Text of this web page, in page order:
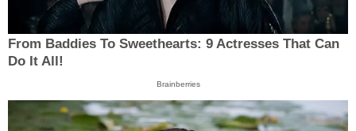
From Baddies To Sweethearts: 9 Actresses That Can
Do It All!
Brainberries